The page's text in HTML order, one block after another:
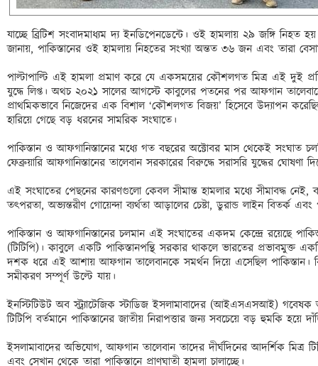
যাচ্ছে ব্রিটিশ সংবাদমাধ্যম দ্য ইনডিপেনডেন্টে। ওই হামলায় ২৯ জঙ্গি নিহত
জানায়, পাকিস্তানের ওই হামলায় নিহতের সংখ্যা অন্তত ৩৬ জন এবং তারা
পাল্টাপাল্টি এই হামলা প্রমাণ করে যে একসময়ের কৌশলগত মিত্র এই দুই
যুদ্ধে লিপ্ত। অথচ ২০২১ সালের আগস্টে কাবুলের পতনের পর আফগান
প্রাথমিকভাবে নিজেদের এক বিশাল ‘কৌশলগত বিজয়’ হিসেবে উদ্যাপন
হারিয়ে গেছে বড় ধরনের সামরিক সংঘাতে।
পাকিস্তান ও আফগানিস্তানের মধ্যে গত বছরের অক্টোবর মাস থেকেই সংঘাত
ফেব্রুয়ারি আফগানিস্তানের তালেবান সরকারের বিরুদ্ধে সরাসরি যুদ্ধের
এই সংঘাতের পেছনের কারণগুলো কেবল সীমান্ত হামলার মধ্যে সীমাবদ্ধ নেই,
তৎপরতা, অভ্যন্তরীণ গোয়েন্দা ব্যর্থতা আড়ালের চেষ্টা, ডুরান্ড লাইন বিতর্ক
পাকিস্তান ও আফগানিস্তানের চলমান এই সংঘাতের একদম কেন্দ্রে রয়েছে
(টিটিপি)। কাবুলে একটি পাকিস্তানপন্থি সরকার থাকলে ভারতের প্রভাবমুক্ত
দশক ধরে এই আশায় আফগান তালেবানকে সমর্থন দিয়ে এসেছিল পাকিস্তান।
সমীকরণ সম্পূর্ণ উল্টে যায়।
ইনস্টিটিউট অব স্ট্র্যাটেজিক স্টাডিজ ইসলামাবাদের (আইএসএসআই) গবেষক
টিটিপি বর্তমানে পাকিস্তানের জাতীয় নিরাপত্তার জন্য সবচেয়ে বড় হুমকি হয়ে
ইসলামাবাদের অভিযোগ, আফগান তালেবান তাদের দীর্ঘদিনের আদর্শিক মিত্র
এবং সেখান থেকে তারা পাকিস্তানে প্রাণঘাতী হামলা চালাচ্ছে।